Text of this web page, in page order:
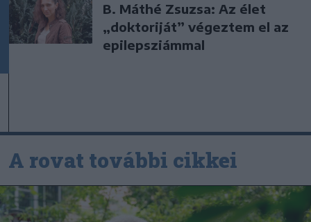
B. Máthé Zsuzsa: Az élet
„doktoriját” végeztem el az
epilepsziámmal
A rovat további cikkei